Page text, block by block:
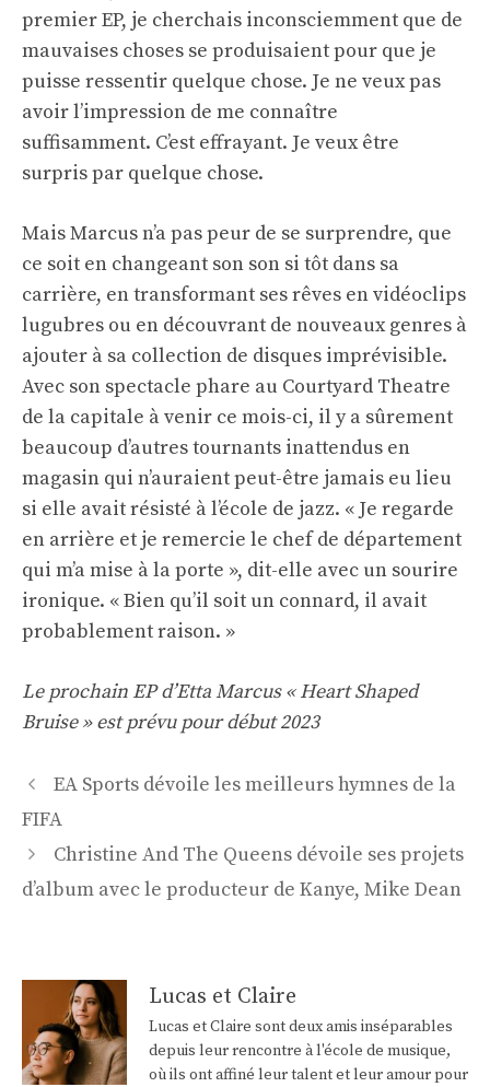
premier EP, je cherchais inconsciemment que de
mauvaises choses se produisaient pour que je
puisse ressentir quelque chose. Je ne veux pas
avoir l’impression de me connaître
suffisamment. C’est effrayant. Je veux être
surpris par quelque chose.
Mais Marcus n’a pas peur de se surprendre, que
ce soit en changeant son son si tôt dans sa
carrière, en transformant ses rêves en vidéoclips
lugubres ou en découvrant de nouveaux genres à
ajouter à sa collection de disques imprévisible.
Avec son spectacle phare au Courtyard Theatre
de la capitale à venir ce mois-ci, il y a sûrement
beaucoup d’autres tournants inattendus en
magasin qui n’auraient peut-être jamais eu lieu
si elle avait résisté à l’école de jazz. « Je regarde
en arrière et je remercie le chef de département
qui m’a mise à la porte », dit-elle avec un sourire
ironique. « Bien qu’il soit un connard, il avait
probablement raison. »
Le prochain EP d’Etta Marcus « Heart Shaped
Bruise » est prévu pour début 2023
Navigation
des
articles
EA Sports dévoile les meilleurs hymnes de la
FIFA
Christine And The Queens dévoile ses projets
d’album avec le producteur de Kanye, Mike Dean
Lucas et Claire
Lucas et Claire sont deux amis inséparables
depuis leur rencontre à l'école de musique,
où ils ont affiné leur talent et leur amour pour